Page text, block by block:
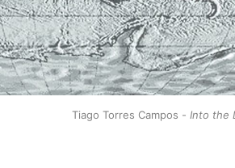
Tiago Torres Campos - Into the